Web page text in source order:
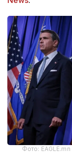
Фото: EAGLE.mn